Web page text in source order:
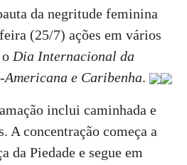
da negritude feminina
(25/7) ações em vários
Dia Internacional da
e Caribenha.
inclui caminhada e
A concentração começa a
da Piedade e segue em